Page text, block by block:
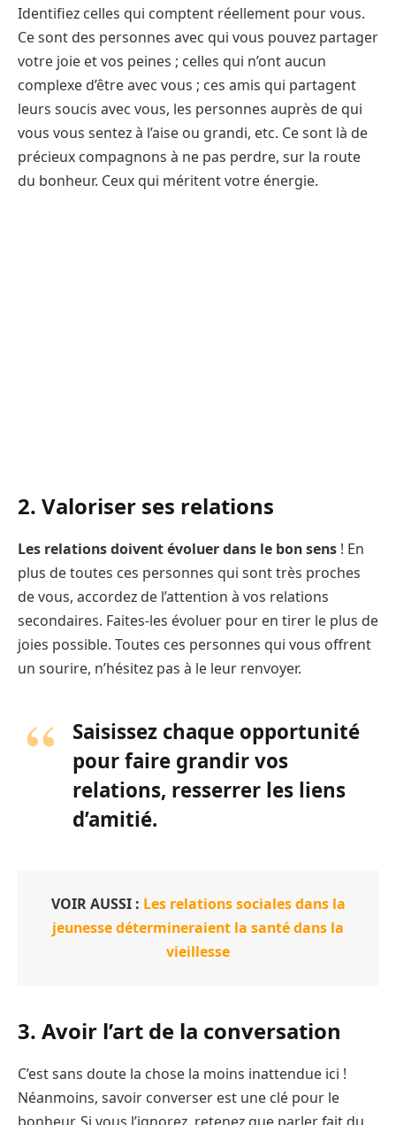
Identifiez celles qui comptent réellement pour vous.
Ce sont des personnes avec qui vous pouvez partager
votre joie et vos peines ; celles qui n’ont aucun
complexe d’être avec vous ; ces amis qui partagent
leurs soucis avec vous, les personnes auprès de qui
vous vous sentez à l’aise ou grandi, etc. Ce sont là de
précieux compagnons à ne pas perdre, sur la route
du bonheur. Ceux qui méritent votre énergie.
2. Valoriser ses relations
Les relations doivent évoluer dans le bon sens ! En
plus de toutes ces personnes qui sont très proches
de vous, accordez de l’attention à vos relations
secondaires. Faites-les évoluer pour en tirer le plus de
joies possible. Toutes ces personnes qui vous offrent
un sourire, n’hésitez pas à le leur renvoyer.
Saisissez chaque opportunité
pour faire grandir vos
relations, resserrer les liens
d’amitié.
VOIR AUSSI : Les relations sociales dans la
jeunesse détermineraient la santé dans la
vieillesse
3. Avoir l’art de la conversation
C’est sans doute la chose la moins inattendue ici !
Néanmoins, savoir converser est une clé pour le